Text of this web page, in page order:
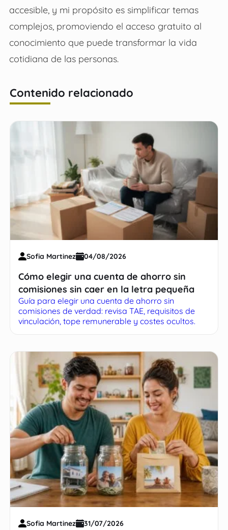
accesible, y mi propósito es simplificar temas
complejos, promoviendo el acceso gratuito al
conocimiento que puede transformar la vida
cotidiana de las personas.
Contenido relacionado
Sofia Martinez 04/08/2026
Cómo elegir una cuenta de ahorro sin
comisiones sin caer en la letra pequeña
Guía para elegir una cuenta de ahorro sin
comisiones de verdad: revisa TAE, requisitos de
vinculación, tope remunerable y costes ocultos.
Sofia Martinez 31/07/2026